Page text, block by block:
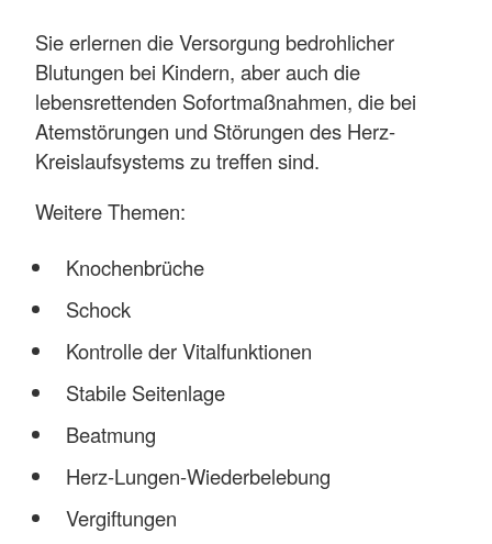
Sie erlernen die Versorgung bedrohlicher
Blutungen bei Kindern, aber auch die
lebensrettenden Sofortmaßnahmen, die bei
Atemstörungen und Störungen des Herz-
Kreislaufsystems zu treffen sind.
Weitere Themen:
Knochenbrüche
Schock
Kontrolle der Vitalfunktionen
Stabile Seitenlage
Beatmung
Herz-Lungen-Wiederbelebung
Vergiftungen